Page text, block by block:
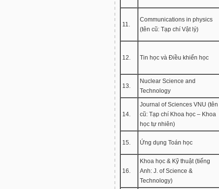
11.
Communications in physics
(tên cũ: Tạp chí Vật lý)
12. Tin học và Điều khiển học
13.
Nuclear Science and
Technology
14.
Journal of Sciences VNU (tên
cũ: Tạp chí Khoa học – Khoa
học tự nhiên)
15. Ứng dụng Toán học
16.
Khoa học & Kỹ thuật (tiếng
Anh: J. of Science &
Technology)